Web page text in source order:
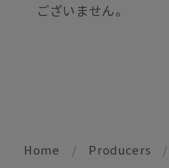
ございません。
Home Producers